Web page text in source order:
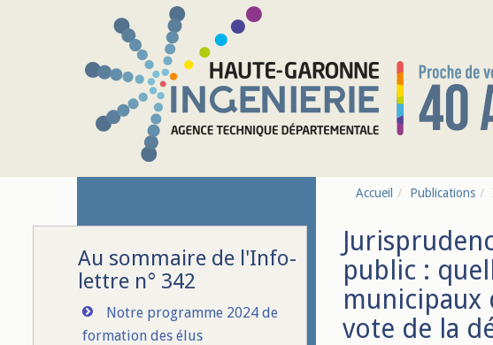
Au sommaire de l'Info-
lettre n° 342
Notre programme 2024 de
formation des élus
Accueil Publications
public :
municipaux
vote de la